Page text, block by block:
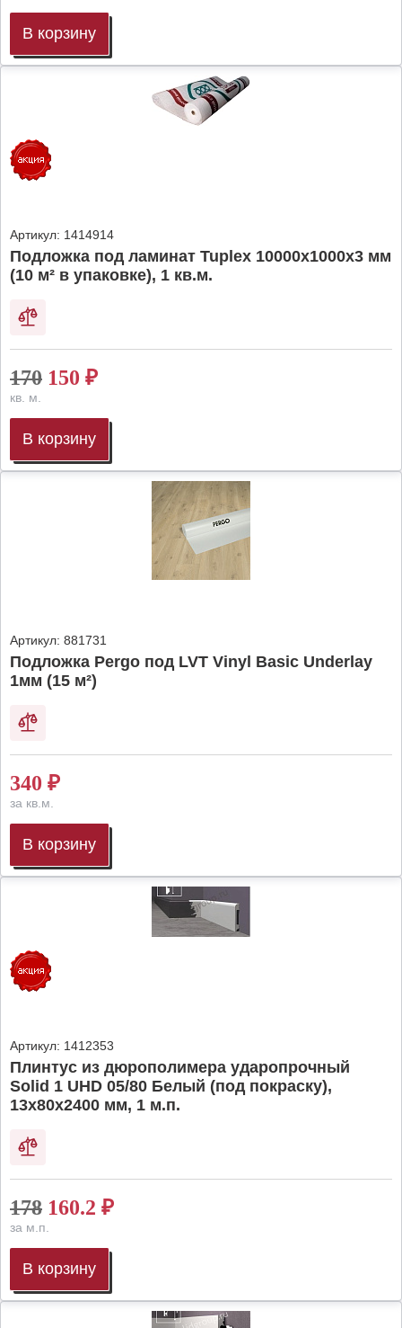
В корзину
Артикул: 1414914
Подложка под ламинат Tuplex 10000x1000x3 мм
(10 м² в упаковке), 1 кв.м.
170 150 ₽
кв. м.
В корзину
Артикул: 881731
Подложка Pergo под LVT Vinyl Basic Underlay
1мм (15 м²)
340 ₽
за кв.м.
В корзину
Артикул: 1412353
Плинтус из дюрополимера ударопрочный
Solid 1 UHD 05/80 Белый (под покраску),
13х80х2400 мм, 1 м.п.
178 160.2 ₽
за м.п.
В корзину